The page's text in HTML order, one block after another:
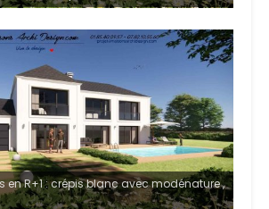
en R+1 : crépis blanc avec modénature ,